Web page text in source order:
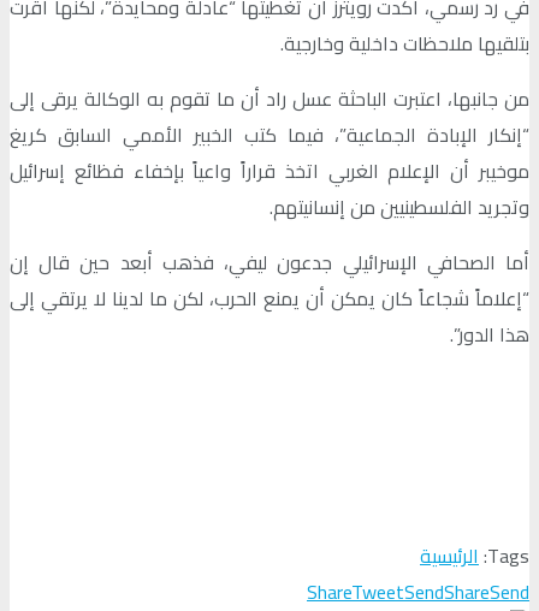
بتلقيها ملاحظات داخلية وخارجية.
من جانبها، اعتبرت الباحثة عسل راد أن ما تقوم به الوكالة يرقى إلى
“إنكار الإبادة الجماعية”، فيما كتب الخبير الأممي السابق كريغ
موخيبر أن الإعلام الغربي اتخذ قراراً واعياً بإخفاء فظائع إسرائيل
وتجريد الفلسطينيين من إنسانيتهم.
أما الصحافي الإسرائيلي جدعون ليفي، فذهب أبعد حين قال إن
“إعلاماً شجاعاً كان يمكن أن يمنع الحرب، لكن ما لدينا لا يرتقي إلى
هذا الدور”.
Tags: الرئيسية
ShareTweetSendShareSend